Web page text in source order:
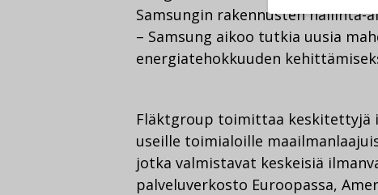
Samsungin rakennusten hallinta-
– Samsung aikoo tutkia uusia
energiatehokkuuden
Fläktgroup toimittaa keskitettyjä
useille toimialoille
jotka valmistavat keskeisiä
palveluverkosto Euroopassa,